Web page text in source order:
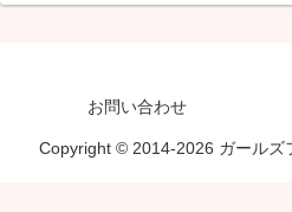
お問い合わせ
Copyright © 2014-2026 ガールズ